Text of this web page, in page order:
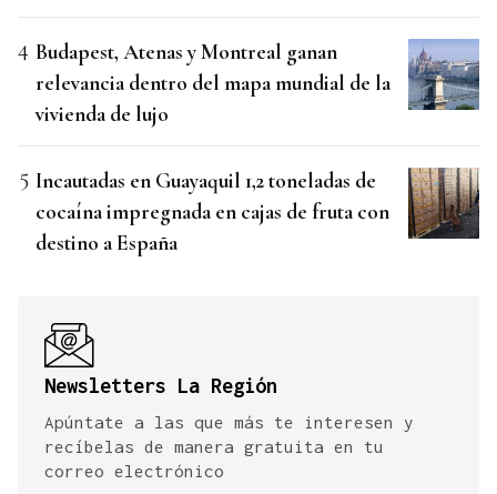
Budapest, Atenas y Montreal ganan
relevancia dentro del mapa mundial de la
vivienda de lujo
Incautadas en Guayaquil 1,2 toneladas de
cocaína impregnada en cajas de fruta con
destino a España
Newsletters La Región
Apúntate a las que más te interesen y
recíbelas de manera gratuita en tu
correo electrónico